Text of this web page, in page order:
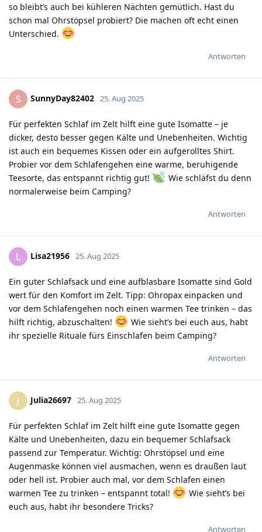
so bleibt’s auch bei kühleren Nächten gemütlich. Hast du
schon mal Ohrstöpsel probiert? Die machen oft echt einen
Unterschied.
Antworten
S SunnyDay82402 25. Aug 2025
Für perfekten Schlaf im Zelt hilft eine gute Isomatte – je
dicker, desto besser gegen Kälte und Unebenheiten. Wichtig
ist auch ein bequemes Kissen oder ein aufgerolltes Shirt.
Probier vor dem Schlafengehen eine warme, beruhigende
Teesorte, das entspannt richtig gut!
Wie schläfst du denn
normalerweise beim Camping?
Antworten
L Lisa21956 25. Aug 2025
Ein guter Schlafsack und eine aufblasbare Isomatte sind Gold
wert für den Komfort im Zelt. Tipp: Ohropax einpacken und
vor dem Schlafengehen noch einen warmen Tee trinken – das
hilft richtig, abzuschalten!
Wie sieht’s bei euch aus, habt
ihr spezielle Rituale fürs Einschlafen beim Camping?
Antworten
J Julia26697 25. Aug 2025
Für perfekten Schlaf im Zelt hilft eine gute Isomatte gegen
Kälte und Unebenheiten, dazu ein bequemer Schlafsack
passend zur Temperatur. Wichtig: Ohrstöpsel und eine
Augenmaske können viel ausmachen, wenn es draußen laut
oder hell ist. Probier auch mal, vor dem Schlafen einen
warmen Tee zu trinken – entspannt total!
Wie sieht’s bei
euch aus, habt ihr besondere Tricks?
Antworten